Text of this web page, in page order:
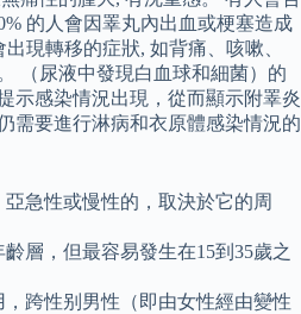
的人會因睪丸內出血或梗塞造成
現轉移的症狀, 如背痛、咳嗽、
（尿液中發現白血球和細菌）的
示感染情況出現，從而顯示附睪炎
需要進行淋病和衣原體感染情況的
急性或慢性的，取決於它的周
層，但最容易發生在15到35歲之
跨性别男性（即由女性經由變性